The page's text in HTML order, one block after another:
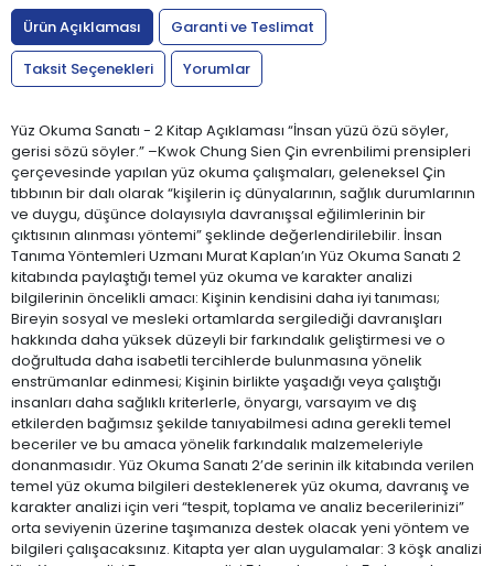
Ürün Açıklaması
Garanti ve Teslimat
Taksit Seçenekleri
Yorumlar
Yüz Okuma Sanatı - 2 Kitap Açıklaması “İnsan yüzü özü söyler,
gerisi sözü söyler.” –Kwok Chung Sien Çin evrenbilimi prensipleri
çerçevesinde yapılan yüz okuma çalışmaları, geleneksel Çin
tıbbının bir dalı olarak “kişilerin iç dünyalarının, sağlık durumlarının
ve duygu, düşünce dolayısıyla davranışsal eğilimlerinin bir
çıktısının alınması yöntemi” şeklinde değerlendirilebilir. İnsan
Tanıma Yöntemleri Uzmanı Murat Kaplan’ın Yüz Okuma Sanatı 2
kitabında paylaştığı temel yüz okuma ve karakter analizi
bilgilerinin öncelikli amacı: Kişinin kendisini daha iyi tanıması;
Bireyin sosyal ve mesleki ortamlarda sergilediği davranışları
hakkında daha yüksek düzeyli bir farkındalık geliştirmesi ve o
doğrultuda daha isabetli tercihlerde bulunmasına yönelik
enstrümanlar edinmesi; Kişinin birlikte yaşadığı veya çalıştığı
insanları daha sağlıklı kriterlerle, önyargı, varsayım ve dış
etkilerden bağımsız şekilde tanıyabilmesi adına gerekli temel
beceriler ve bu amaca yönelik farkındalık malzemeleriyle
donanmasıdır. Yüz Okuma Sanatı 2’de serinin ilk kitabında verilen
temel yüz okuma bilgileri desteklenerek yüz okuma, davranış ve
karakter analizi için veri “tespit, toplama ve analiz becerilerinizi”
orta seviyenin üzerine taşımanıza destek olacak yeni yöntem ve
bilgileri çalışacaksınız. Kitapta yer alan uygulamalar: 3 köşk analizi